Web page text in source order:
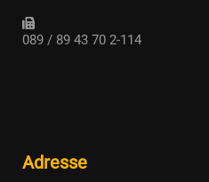
089 / 89 43 70 2-114
Adresse